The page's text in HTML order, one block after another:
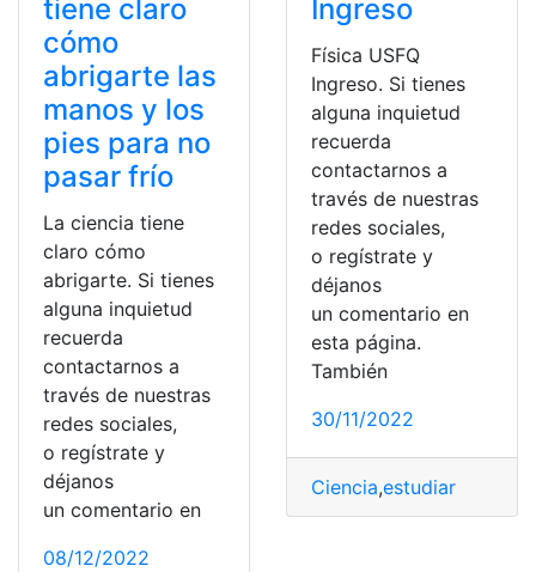
tiene claro
cómo
abrigarte las
manos y los
pies para no
pasar frío
La ciencia tiene
claro cómo
abrigarte. Si tienes
alguna inquietud
recuerda
contactarnos a
través de nuestras
redes sociales,
o regístrate y
déjanos
un comentario en
08/12/2022
Ingreso
Física USFQ
Ingreso. Si tienes
alguna inquietud
recuerda
contactarnos a
través de nuestras
redes sociales,
o regístrate y
déjanos
un comentario en
esta página.
También
30/11/2022
Ciencia,estudiar